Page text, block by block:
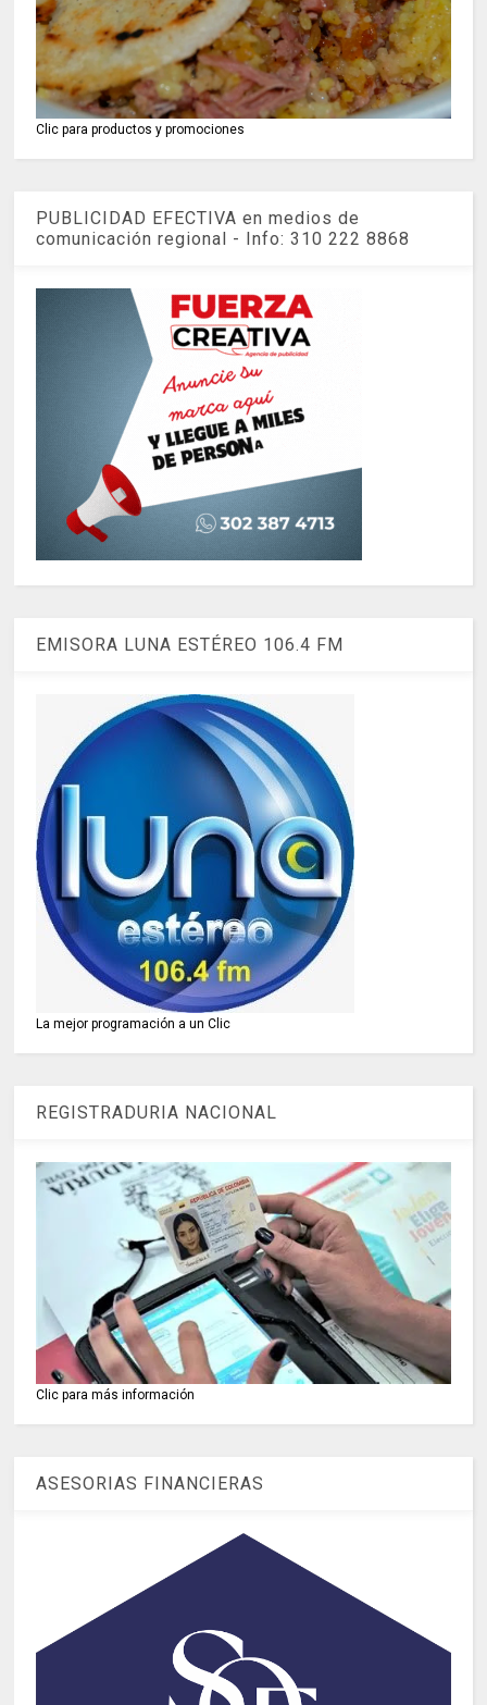
Clic para productos y promociones
PUBLICIDAD EFECTIVA en medios de
comunicación regional - Info: 310 222 8868
EMISORA LUNA ESTÉREO 106.4 FM
La mejor programación a un Clic
REGISTRADURIA NACIONAL
Clic para más información
ASESORIAS FINANCIERAS